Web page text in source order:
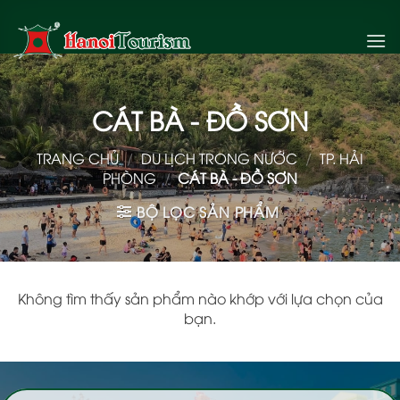
qua
dung
CÁT BÀ - ĐỒ SƠN
TRANG CHỦ / DU LỊCH TRONG NƯỚC / TP. HẢI
PHÒNG / CÁT BÀ - ĐỒ SƠN
BỘ LỌC SẢN PHẨM
Không tìm thấy sản phẩm nào khớp với lựa chọn của
bạn.